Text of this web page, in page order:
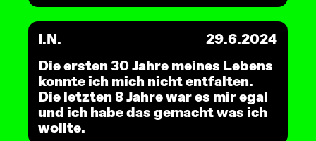
I.N.
29.6.2024
Die ersten 30 Jahre meines Lebens
konnte ich mich nicht entfalten.
Die letzten 8 Jahre war es mir egal
und ich habe das gemacht was ich
wollte.